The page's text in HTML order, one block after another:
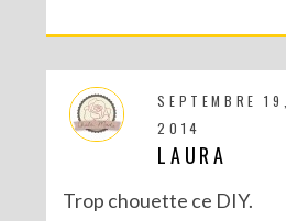
SEPTEMBRE 19,
2014
LAURA
Trop chouette ce DIY.